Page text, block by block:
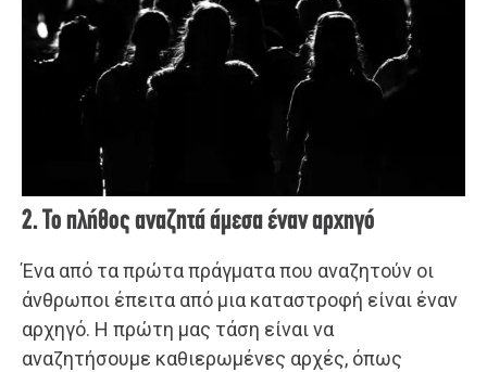
2. Το πλήθος αναζητά άμεσα έναν αρχηγό
Ένα από τα πρώτα πράγματα που αναζητούν οι
άνθρωποι έπειτα από μια καταστροφή είναι έναν
αρχηγό. Η πρώτη μας τάση είναι να
αναζητήσουμε καθιερωμένες αρχές, όπως